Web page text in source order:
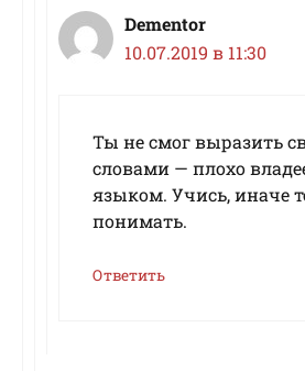
Dementor
10.07.2019 в 11:30
Ты не смог выразить
словами — плохо
языком. Учись, иначе
понимать.
Ответить